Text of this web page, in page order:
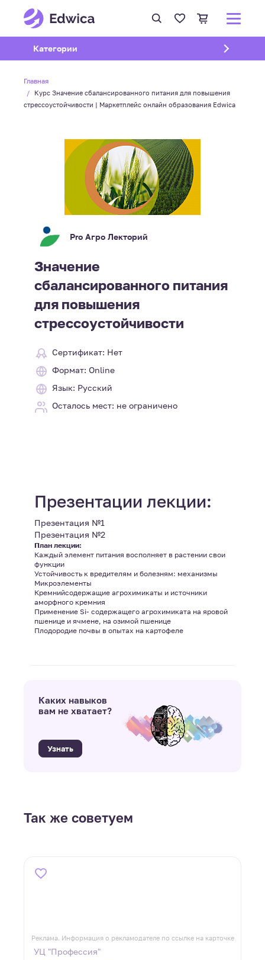
Открыть подменю
Категории
Главная
Курс Значение сбалансированного питания для повышения
стрессоустойчивости | Маркетплейс онлайн образования Edwica
Pro Агро Лекторий
Значение
сбалансированного питания
для повышения
стрессоустойчивости
Сертификат: Нет
Формат: Online
Язык: Русский
Осталось мест: не ограничено
Презентации лекции:
Презентация №1
Презентация №2
План лекции:
Каждый элемент питания восполняет в растении свои
функции
Устойчивость к вредителям и болезням: механизмы
Микроэлементы
Кремнийсодержащие агрохимикаты и источники
аморфного кремния
Применение Si- содержащего агрохимиката на яровой
пшенице и ячмене, на озимой пшенице
Плодородие почвы в опытах на картофеле
Каких навыков
вам не хватает?
Узнать
Так же советуем
Реклама. Информация о рекламодателе по ссылке на карточке
УЦ "Профессия"